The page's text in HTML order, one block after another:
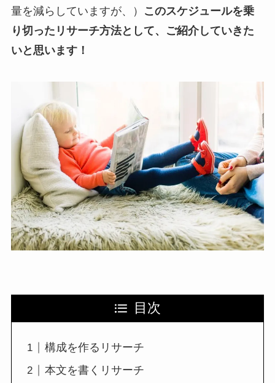
量を減らしていますが、）
このスケジュールを乗
り切ったリサーチ方法として、ご紹介していきた
いと思います！
目次
構成を作るリサーチ
本文を書くリサーチ